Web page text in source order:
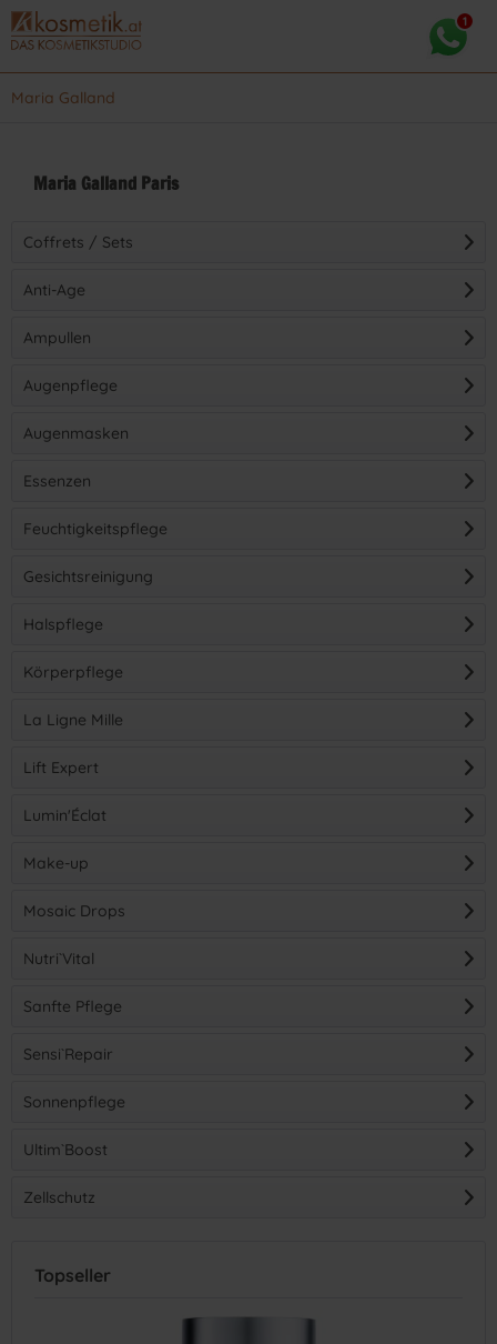
Maria Galland
Maria Galland Paris
Coffrets / Sets
Anti-Age
Ampullen
Augenpflege
Augenmasken
Essenzen
Feuchtigkeitspflege
Gesichtsreinigung
Halspflege
Körperpflege
La Ligne Mille
Lift Expert
Lumin'Éclat
Make-up
Mosaic Drops
Nutri`Vital
Sanfte Pflege
Sensi`Repair
Sonnenpflege
Ultim`Boost
Zellschutz
Topseller
(22)